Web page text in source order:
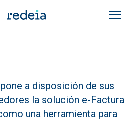
enlaces de
a disposición de sus
la solución e-Factura
una herramienta para